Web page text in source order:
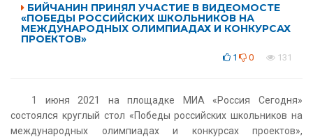
БИЙЧАНИН ПРИНЯЛ УЧАСТИЕ В ВИДЕОМОСТЕ
«ПОБЕДЫ РОССИЙСКИХ ШКОЛЬНИКОВ НА
МЕЖДУНАРОДНЫХ ОЛИМПИАДАХ И КОНКУРСАХ
ПРОЕКТОВ»
1 0 131
1 июня 2021 на площадке МИА «Россия Сегодня»
состоялся круглый стол «Победы российских школьников на
международных олимпиадах и конкурсах проектов»,